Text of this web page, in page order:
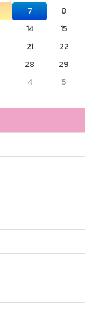
7
8
14
15
21
22
28
29
4 5